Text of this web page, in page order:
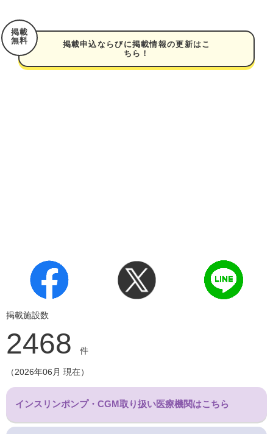
掲載
無料
掲載申込ならびに掲載情報の更新はこ
ちら！
掲載施設数
2468 件
（2026年06月 現在）
インスリンポンプ・CGM取り扱い医療機関はこちら